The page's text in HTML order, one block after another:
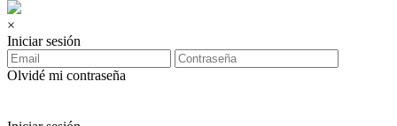
×
Iniciar sesión
Olvidé mi contraseña